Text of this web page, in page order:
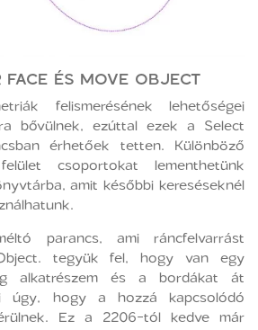
FACE ÉS MOVE OBJECT
felismerésének lehetőségei
bővülnek, ezúttal ezek a Select
érhetőek tetten. Különböző
csoportokat lementhetünk
amit későbbi kereséseknél
parancs, ami ráncfelvarrást
tegyük fel, hogy van egy
alkatrészem és a bordákat át
úgy, hogy a hozzá kapcsolódó
Ez a 2206-tól kedve már